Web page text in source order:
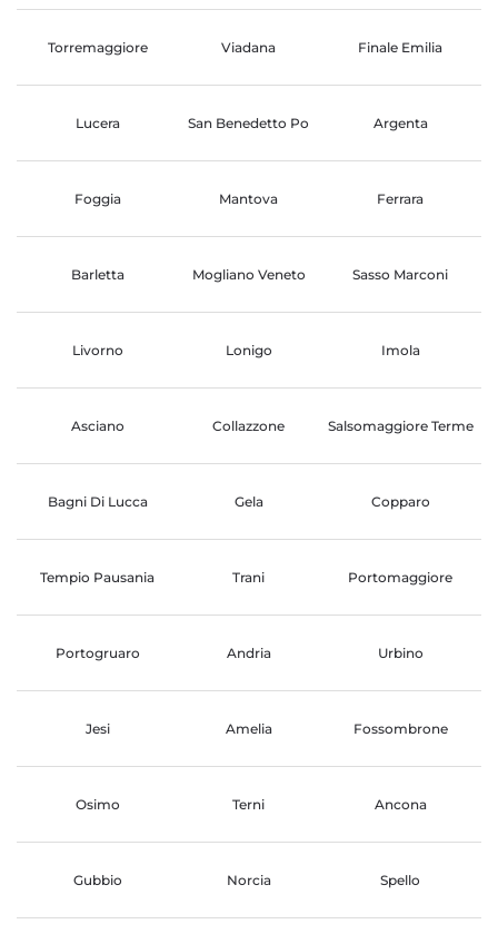
Torremaggiore Viadana Finale Emilia
Lucera San Benedetto Po Argenta
Foggia Mantova Ferrara
Barletta Mogliano Veneto Sasso Marconi
Livorno Lonigo Imola
Asciano Collazzone Salsomaggiore Terme
Bagni Di Lucca Gela Copparo
Tempio Pausania Trani Portomaggiore
Portogruaro Andria Urbino
Jesi Amelia Fossombrone
Osimo Terni Ancona
Gubbio Norcia Spello